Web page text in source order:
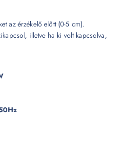
az érzékelő előtt (0-5 cm).
illetve ha ki volt kapcsolva,